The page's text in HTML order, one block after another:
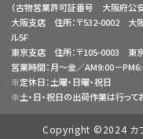
（古物営業許可証番号 大阪府公
大阪支店 住所：〒532-0002 大阪
ル5F
東京支店 住所：〒105-0003 東
営業時間：月～金／AM9:00－
※定休日：土曜・日曜・祝日
※土・日・祝日の出荷作業は行って
Copyright ©2024 カプ